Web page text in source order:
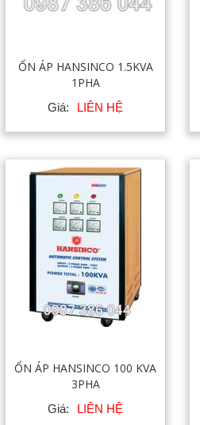
ỔN ÁP HANSINCO 1.5KVA
1PHA
Giá: LIÊN HỆ
ỔN ÁP HANSINCO 100 KVA
3PHA
Giá: LIÊN HỆ